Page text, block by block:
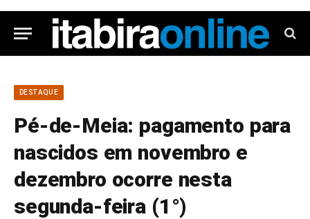
DESTAQUE
Pé-de-Meia: pagamento para
nascidos em novembro e
dezembro ocorre nesta
segunda-feira (1°)